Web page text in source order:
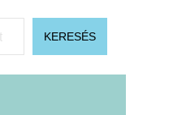
KERESÉS